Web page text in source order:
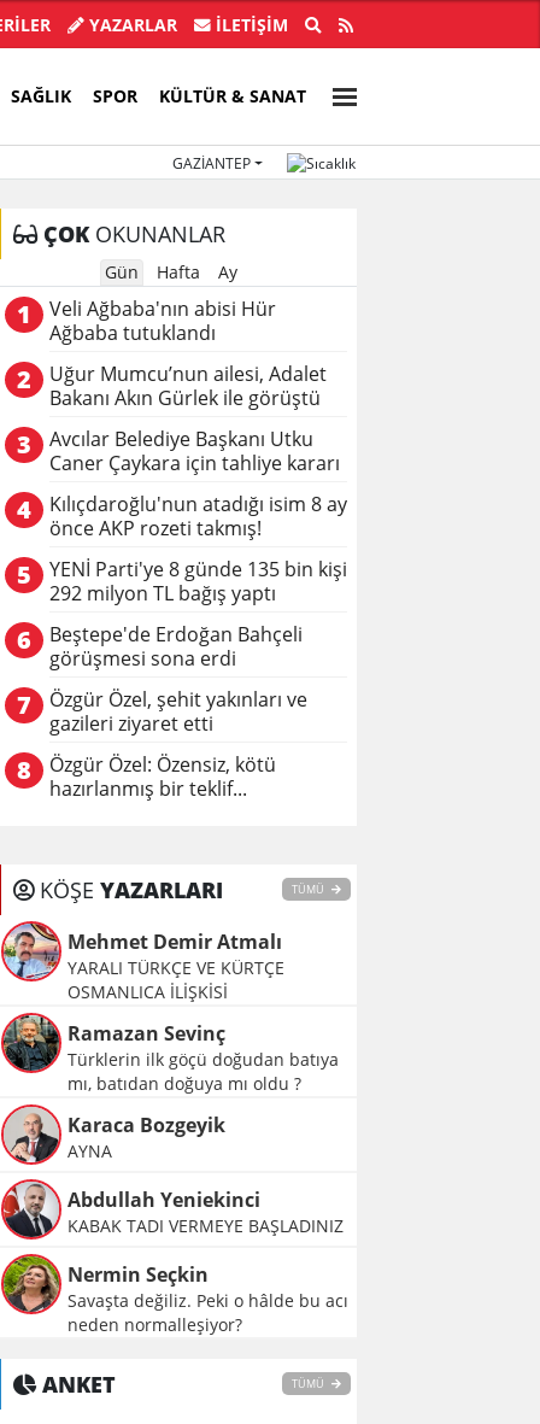
kötü hazırlanmış bir teklif...
YAZARLAR İLETIŞIM
SAĞLIK SPOR KÜLTÜR & SANAT
GAZIANTEP
ÇOKOKUNANLAR
Gün Hafta Ay
1
Veli Ağbaba'nın abisi Hür
Ağbaba tutuklandı
2
Uğur Mumcu’nun ailesi, Adalet
Bakanı Akın Gürlek ile görüştü
3
Avcılar Belediye Başkanı Utku
Caner Çaykara için tahliye kararı
4
Kılıçdaroğlu'nun atadığı isim 8 ay
önce AKP rozeti takmış!
5
YENİ Parti'ye 8 günde 135 bin kişi
292 milyon TL bağış yaptı
6
Beştepe'de Erdoğan Bahçeli
görüşmesi sona erdi
7
Özgür Özel, şehit yakınları ve
gazileri ziyaret etti
8
Özgür Özel: Özensiz, kötü
hazırlanmış bir teklif...
KÖŞE YAZARLARI TÜMÜ
Mehmet Demir Atmalı
YARALI TÜRKÇE VE KÜRTÇE
OSMANLICA İLİŞKİSİ
Ramazan Sevinç
Türklerin ilk göçü doğudan batıya
mı, batıdan doğuya mı oldu ?
Karaca Bozgeyik
AYNA
Abdullah Yeniekinci
KABAK TADI VERMEYE BAŞLADINIZ
Nermin Seçkin
Savaşta değiliz. Peki o hâlde bu acı
neden normalleşiyor?
ANKET TÜMÜ